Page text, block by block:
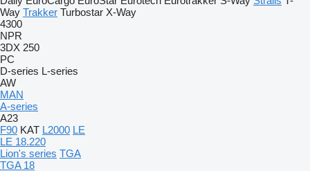
Way Trakker Turbostar X-Way
4300
NPR
3DX 250
PC
D-series L-series
AW
MAN
A-series
A23
F90 KAT L2000 LE
LE 18.220
Lion's series TGA
TGA 18